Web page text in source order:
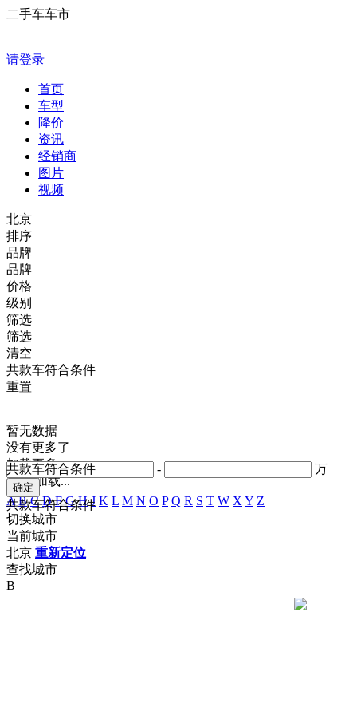
二手车车市
请登录
首页
车型
降价
资讯
经销商
图片
视频
北京
排序
品牌
品牌
价格
- 万
共款车符合条件
级别
共款车符合条件
筛选
筛选
清空
共款车符合条件
重置
暂无数据
没有更多了
加载更多
正在加载...
A B C D F G H J K L M N O P Q R S T W X Y Z
切换城市
当前城市
北京 重新定位
查找城市
B